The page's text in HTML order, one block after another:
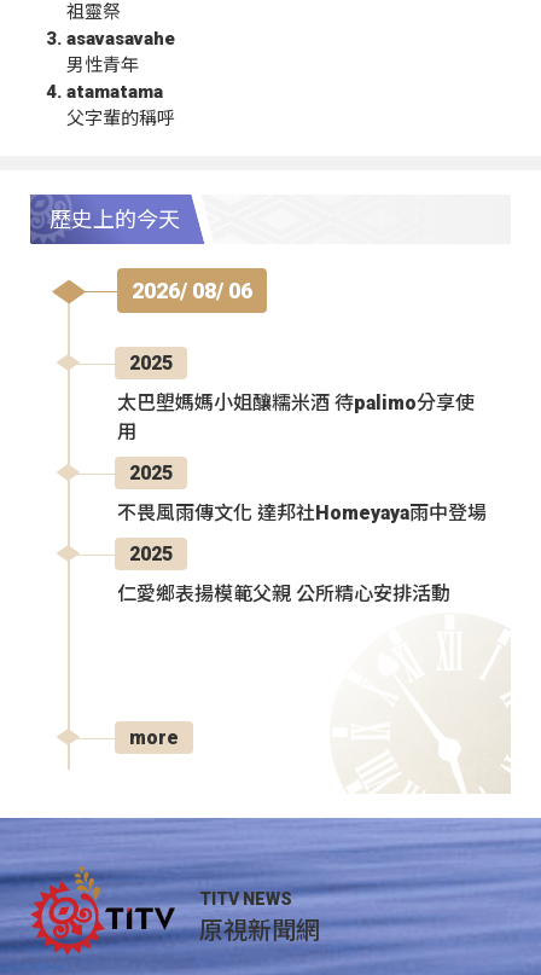
祖靈祭
asavasavahe
男性青年
atamatama
父字輩的稱呼
歷史上的今天
2026/ 08/ 06
2025
太巴塱媽媽小姐釀糯米酒 待palimo分享使
用
2025
不畏風雨傳文化 達邦社Homeyaya雨中登場
2025
仁愛鄉表揚模範父親 公所精心安排活動
more
TITV NEWS
原視新聞網